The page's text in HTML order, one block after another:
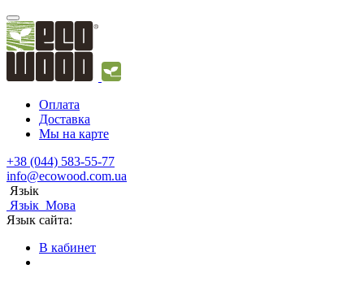
Оплата
Доставка
Мы на карте
+38 (044) 583-55-77
info@ecowood.com.ua
Язьік
Язьік Мова
Язык сайта:
В кабинет